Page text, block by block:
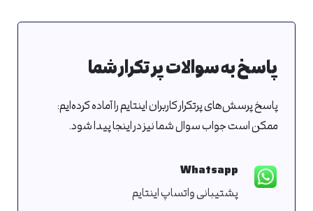
پاسخ به سوالات پر تکرار شما
پاسخ پرسش‌های پرتکرار کاربران اینتایم را آماده کرده‌ایم:
ممکن است جواب سوال شما نیز در اینجا پیدا شود.
Whatsapp
پشتیبانی واتساپ اینتایم